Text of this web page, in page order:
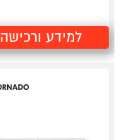
למידע ורכישה